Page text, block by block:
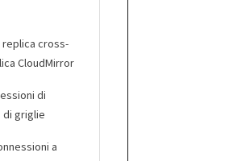
cross-
CloudMirror
di
griglie
a